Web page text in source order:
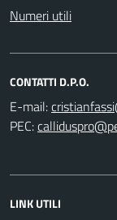
Numeri utili
CONTATTI D.P.O.
E-mail:
PEC:
LINK UTILI